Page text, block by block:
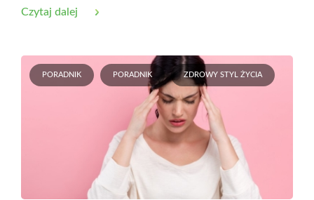
Czytaj dalej
PORADNIK PORADNIK ZDROWY STYL ŻYCIA